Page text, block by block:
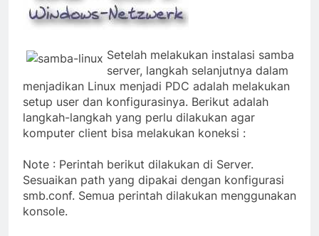
Setelah melakukan instalasi samba
server, langkah selanjutnya dalam
menjadikan Linux menjadi PDC adalah melakukan
setup user dan konfigurasinya. Berikut adalah
langkah-langkah yang perlu dilakukan agar
komputer client bisa melakukan koneksi :
Note : Perintah berikut dilakukan di Server.
Sesuaikan path yang dipakai dengan konfigurasi
smb.conf. Semua perintah dilakukan menggunakan
konsole.